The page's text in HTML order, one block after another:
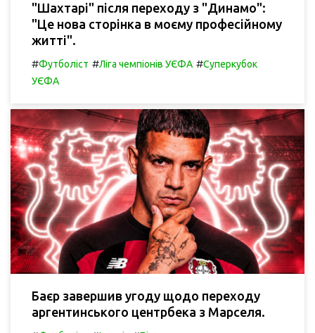
"Шахтарі" після переходу з "Динамо":
"Це нова сторінка в моєму професійному
житті".
#Футболіст #Ліга чемпіонів УЄФА #Суперкубок
УЄФА
Баєр завершив угоду щодо переходу
аргентинського центрбека з Марселя.